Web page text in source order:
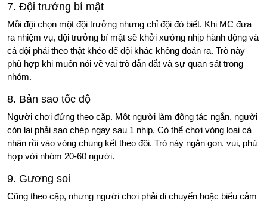
7. Đội trưởng bí mật
Mỗi đội chọn một đội trưởng nhưng chỉ đội đó biết. Khi MC đưa
ra nhiệm vụ, đội trưởng bí mật sẽ khởi xướng nhịp hành động và
cả đội phải theo thật khéo để đội khác không đoán ra. Trò này
phù hợp khi muốn nói về vai trò dẫn dắt và sự quan sát trong
nhóm.
8. Bản sao tốc độ
Người chơi đứng theo cặp. Một người làm động tác ngắn, người
còn lại phải sao chép ngay sau 1 nhịp. Có thể chơi vòng loại cá
nhân rồi vào vòng chung kết theo đội. Trò này ngắn gọn, vui, phù
hợp với nhóm 20-60 người.
9. Gương soi
Cũng theo cặp, nhưng người chơi phải di chuyển hoặc biểu cảm